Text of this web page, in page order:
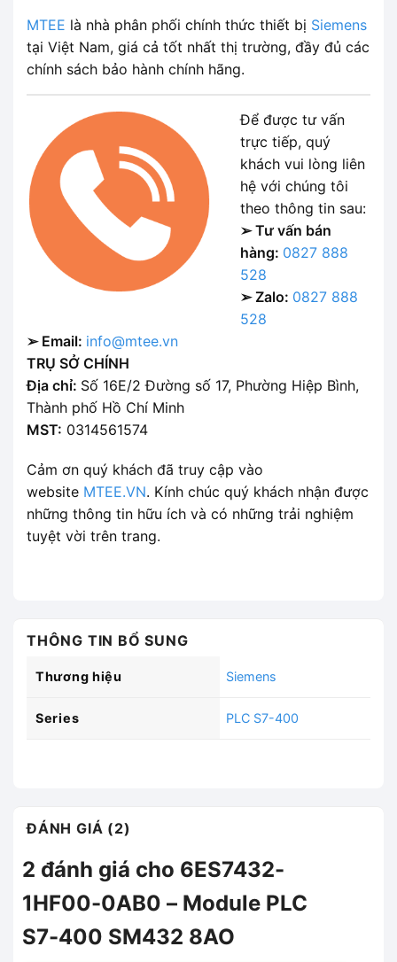
MTEE là nhà phân phối chính thức thiết bị Siemens
tại Việt Nam, giá cả tốt nhất thị trường, đầy đủ các
chính sách bảo hành chính hãng.
Để được tư vấn
trực tiếp, quý
khách vui lòng liên
hệ với chúng tôi
theo thông tin sau:
➢ Tư vấn bán
hàng: 0827 888
528
➢ Zalo: 0827 888
528
➢ Email: info@mtee.vn
TRỤ SỞ CHÍNH
Địa chỉ: Số 16E/2 Đường số 17, Phường Hiệp Bình,
Thành phố Hồ Chí Minh
MST: 0314561574
Cảm ơn quý khách đã truy cập vào
website MTEE.VN. Kính chúc quý khách nhận được
những thông tin hữu ích và có những trải nghiệm
tuyệt vời trên trang.
THÔNG TIN BỔ SUNG
Thương hiệu Siemens
Series PLC S7-400
ĐÁNH GIÁ (2)
2 đánh giá cho 6ES7432-
1HF00-0AB0 – Module PLC
S7-400 SM432 8AO